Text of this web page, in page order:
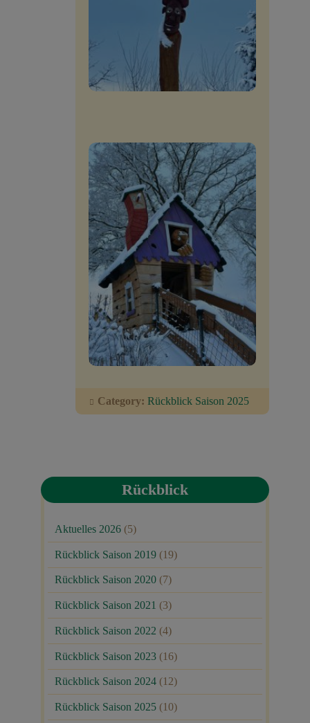
Category: Rückblick Saison 2025
Rückblick
Aktuelles 2026 (5)
Rückblick Saison 2019 (19)
Rückblick Saison 2020 (7)
Rückblick Saison 2021 (3)
Rückblick Saison 2022 (4)
Rückblick Saison 2023 (16)
Rückblick Saison 2024 (12)
Rückblick Saison 2025 (10)